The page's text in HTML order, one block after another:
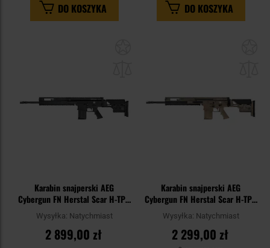
DO KOSZYKA DO KOSZYKA
Karabin snajperski AEG
Cybergun FN Herstal Scar H-TPR
- Black
Wysyłka: Natychmiast
2 899,00 zł
Karabin snajperski AEG
Cybergun FN Herstal Scar H-TPR
- FDE
Wysyłka: Natychmiast
2 299,00 zł